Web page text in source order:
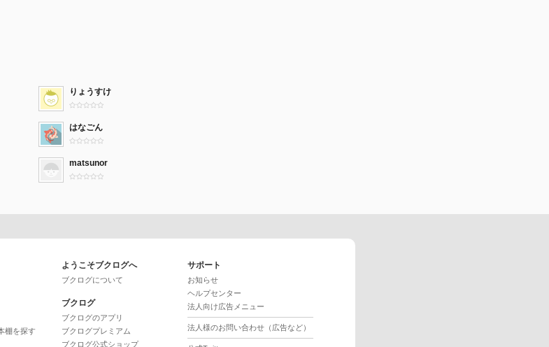
りょうすけ
はなごん
matsunor
棚を探す
ようこそブクログへ
ブクログについて
ブクログ
ブクログのアプリ
ブクログプレミアム
ブクログ公式ショップ
サポート
お知らせ
ヘルプセンター
法人向け広告メニュー
法人様のお問い合わせ（広告など）